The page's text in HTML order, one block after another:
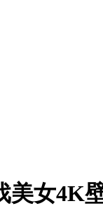
美女4K